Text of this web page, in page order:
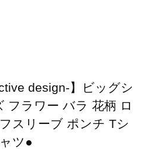
design-】ビッグシ
フラワー バラ 花柄 ロ
スリーブ ポンチ Tシ
ャツ●